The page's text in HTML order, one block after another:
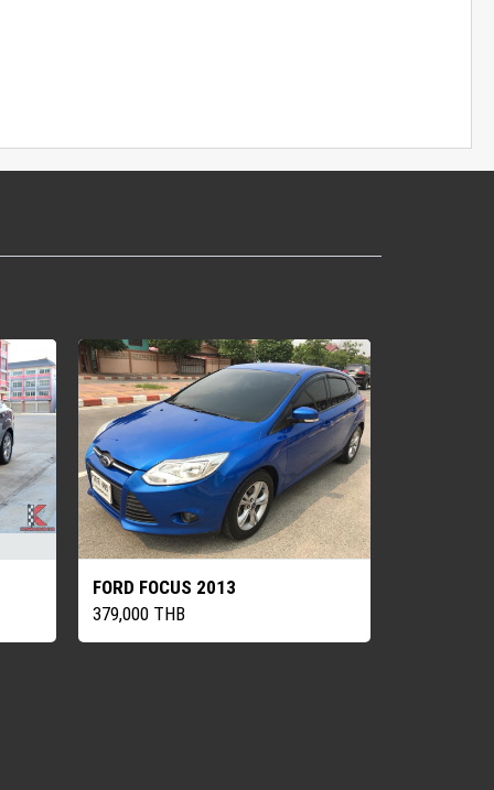
FORD FOCUS 2013
379,000 THB